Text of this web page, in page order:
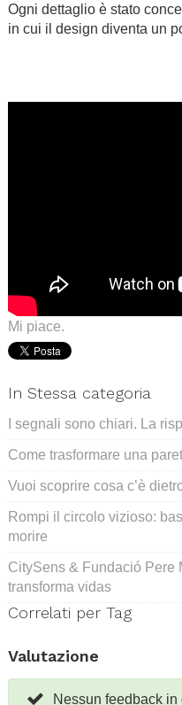
Ogni dettaglio è stato
in cui il design diventa un
Mi piace.
In Stessa categoria
I segnali sono chiari. La
Come trasformare una
Vuoi scoprire cosa c’è
Rompi il circolo vizioso:
morire
CitySens & Fundació Pere
transforma vidas
Correlati per Tag
Valutazione
Nessun feedback in